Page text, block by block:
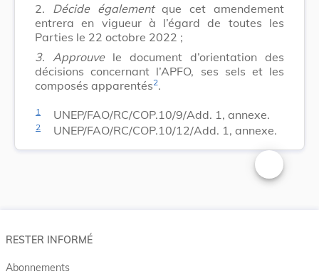
2.
Décide égalementque cet amendement
entrera en vigueur à l’égard de toutes les
Parties le 22 octobre 2022 ;
3. Approuvele document d’orientation des
décisions concernant l’APFO, ses sels et les
composés apparentés2.
1 UNEP/FAO/RC/COP.10/9/Add. 1, annexe.
2 UNEP/FAO/RC/COP.10/12/Add. 1, annexe.
Changer la
RESTER INFORMÉ
Abonnements